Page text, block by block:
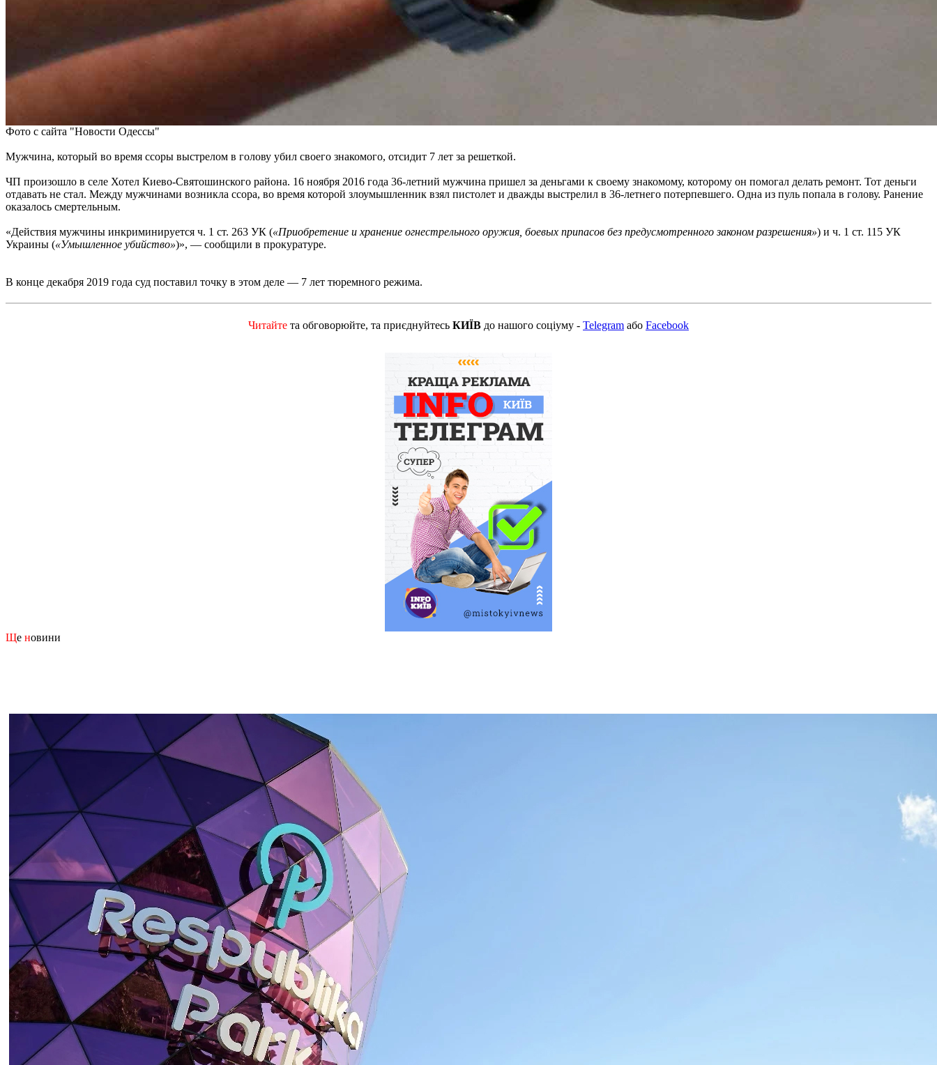
Фото с сайта "Новости Одессы"
Мужчина, который во время ссоры выстрелом в голову убил своего знакомого, отсидит 7 лет за решеткой.
ЧП произошло в селе Хотел Киево-Святошинского района. 16 ноября 2016 года 36-летний мужчина пришел за деньгами к своему знакомому, которому он помогал делать ремонт. Тот деньги
отдавать не стал. Между мужчинами возникла ссора, во время которой злоумышленник взял пистолет и дважды выстрелил в 36-летнего потерпевшего. Одна из пуль попала в голову. Ранение
оказалось смертельным.
«Действия мужчины инкриминируется ч. 1 ст. 263 УК («Приобретение и хранение огнестрельного оружия, боевых припасов без предусмотренного законом разрешения») и ч. 1 ст. 115 УК
Украины («Умышленное убийство»)», — сообщили в прокуратуре.
В конце декабря 2019 года суд поставил точку в этом деле — 7 лет тюремного режима.
Читайте та обговорюйте, та приєднуйтесь КИЇВ до нашого соціуму - Telegram або Facebook
Ще новини